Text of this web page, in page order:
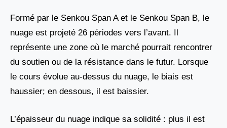
Formé par le Senkou Span A et le Senkou Span B, le
nuage est projeté 26 périodes vers l’avant. Il
représente une zone où le marché pourrait rencontrer
du soutien ou de la résistance dans le futur. Lorsque
le cours évolue au-dessus du nuage, le biais est
haussier; en dessous, il est baissier.
L’épaisseur du nuage indique sa solidité : plus il est